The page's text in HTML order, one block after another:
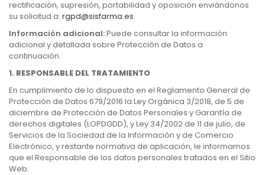
rectificación, supresión, portabilidad y oposición enviándonos
su solicitud a: rgpd@sisfarma.es
Información adicional:Puede consultar la información
adicional y detallada sobre Protección de Datos a
continuación.
1. RESPONSABLE DEL TRATAMIENTO
En cumplimiento de lo dispuesto en el Reglamento General de
Protección de Datos 679/2016 la Ley Orgánica 3/2018, de 5 de
diciembre de Protección de Datos Personales y Garantía de
derechos digitales (LOPDGDD), y Ley 34/2002 de 11 de julio, de
Servicios de la Sociedad de la Información y de Comercio
Electrónico, y restante normativa de aplicación, le informamos
que el Responsable de los datos personales tratados en el Sitio
Web: